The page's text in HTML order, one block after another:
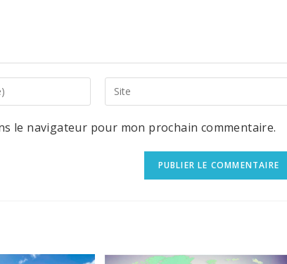
Enter
your
website
URL
(optional)
le navigateur pour mon prochain commentaire.